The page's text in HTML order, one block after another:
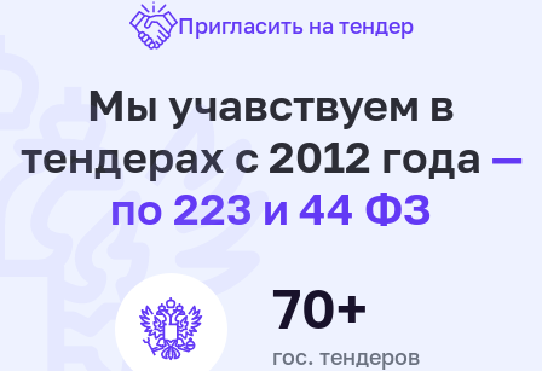
Пригласить на тендер
Мы учавствуем в
тендерах с 2012 года —
по 223 и 44 ФЗ
70+
гос. тендеров